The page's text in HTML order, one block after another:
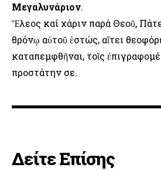
Μεγαλυνάριον.
Ἔλεος καί χάριν παρά Θεοῦ,
θρόνῳ αὐτοῦ ἑστώς, αἴτει
καταπεμφθῆναι, τοῖς
προστάτην σε.
Δείτε Επίσης